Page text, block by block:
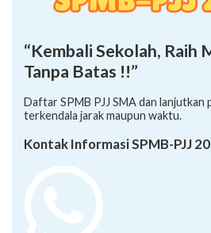
“Kembali Sekolah, Raih
Tanpa Batas !!”
Daftar SPMB PJJ SMA dan lanjutkan
terkendala jarak maupun waktu.
Kontak Informasi SPMB-PJJ